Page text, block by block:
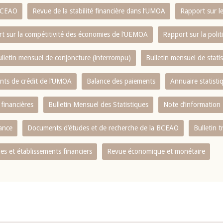
Revue de la stabilité financière dans l‘UMOA Rapport sur
sur la compétitivité des économies de l‘UEMOA Rapport sur la
mensuel de conjoncture (interrompu) Bulletin mensuel de
de crédit de l‘UMOA Balance des paiements Annuaire
Bulletin Mensuel des Statistiques Note d’information
Documents d’études et de recherche de la BCEAO Bulletin
et établissements financiers Revue économique et monétaire